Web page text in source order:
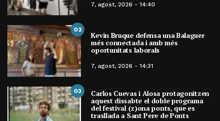
7, agost, 2026 - 14:40
02
Kevin Bruque defensa una Balaguer
més connectada i amb més
oportunitats laborals
7, agost, 2026 - 14:31
03 Carlos Cuevas i Alosa protagonitzen
aquest dissabte el doble programa
del festival (z)ona ponts, que es
trasllada a Sant Pere de Ponts